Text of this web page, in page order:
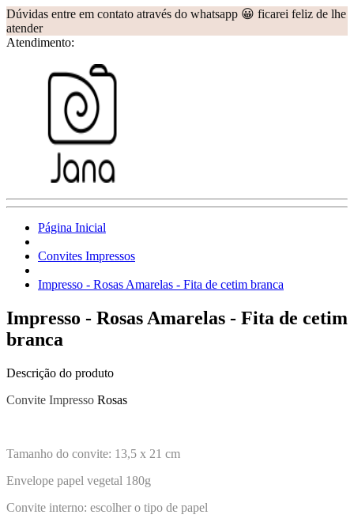
Dúvidas entre em contato através do whatsapp 😀 ficarei feliz de lhe
atender
Atendimento:
Página Inicial
Convites Impressos
Impresso - Rosas Amarelas - Fita de cetim branca
Impresso - Rosas Amarelas - Fita de cetim
branca
Descrição do produto
Convite Impresso Rosas
Tamanho do convite: 13,5 x 21 cm
Envelope papel vegetal 180g
Convite interno: escolher o tipo de papel